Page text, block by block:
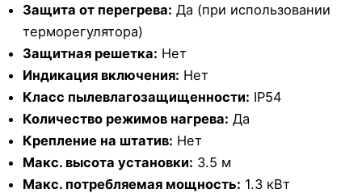
Защита от перегрева: Да (при использовании
терморегулятора)
Защитная решетка: Нет
Индикация включения: Нет
Класс пылевлагозащищенности: IP54
Количество режимов нагрева: Да
Крепление на штатив: Нет
Макс. высота установки: 3.5 м
Макс. потребляемая мощность: 1.3 кВт